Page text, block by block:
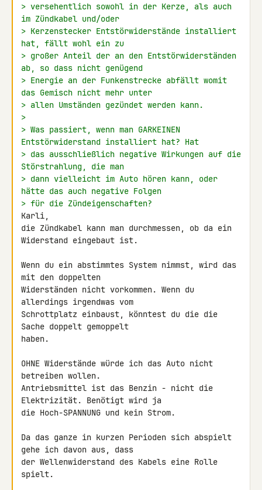
> versehentlich sowohl in der Kerze, als auch
im Zündkabel und/oder
> Kerzenstecker Entstörwiderstände installiert
hat, fällt wohl ein zu
> großer Anteil der an den Entstörwiderständen
ab, so dass nicht genügend
> Energie an der Funkenstrecke abfällt womit
das Gemisch nicht mehr unter
> allen Umständen gezündet werden kann.
>
> Was passiert, wenn man GARKEINEN
Entstörwiderstand installiert hat? Hat
> das ausschließlich negative Wirkungen auf die
Störstrahlung, die man
> dann vielleicht im Auto hören kann, oder
hätte das auch negative Folgen
> für die Zündeigenschaften?
Karli,
die Zündkabel kann man durchmessen, ob da ein
Widerstand eingebaut ist.
Wenn du ein abstimmtes System nimmst, wird das
mit den doppelten
Widerständen nicht vorkommen. Wenn du
allerdings irgendwas vom
Schrottplatz einbaust, könntest du die die
Sache doppelt gemoppelt
haben.
OHNE Widerstände würde ich das Auto nicht
betreiben wollen.
Antriebsmittel ist das Benzin - nicht die
Elektrizität. Benötigt wird ja
die Hoch-SPANNUNG und kein Strom.
Da das ganze in kurzen Perioden sich abspielt
gehe ich davon aus, dass
der Wellenwiderstand des Kabels eine Rolle
spielt.